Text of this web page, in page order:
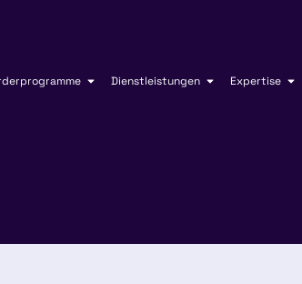
Dienstleistungen Expertise